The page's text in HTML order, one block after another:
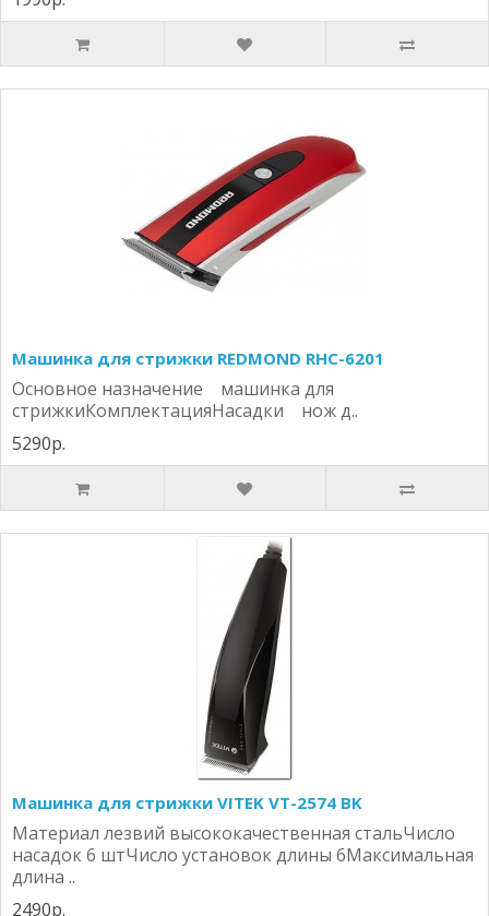
Машинка для стрижки REDMOND RHC-6201
Основное назначение машинка для
стрижкиКомплектацияНасадки нож д..
5290р.
Машинка для стрижки VITEK VT-2574 BK
Материал лезвий высококачественная стальЧисло
насадок 6 штЧисло установок длины 6Максимальная
длина ..
2490р.